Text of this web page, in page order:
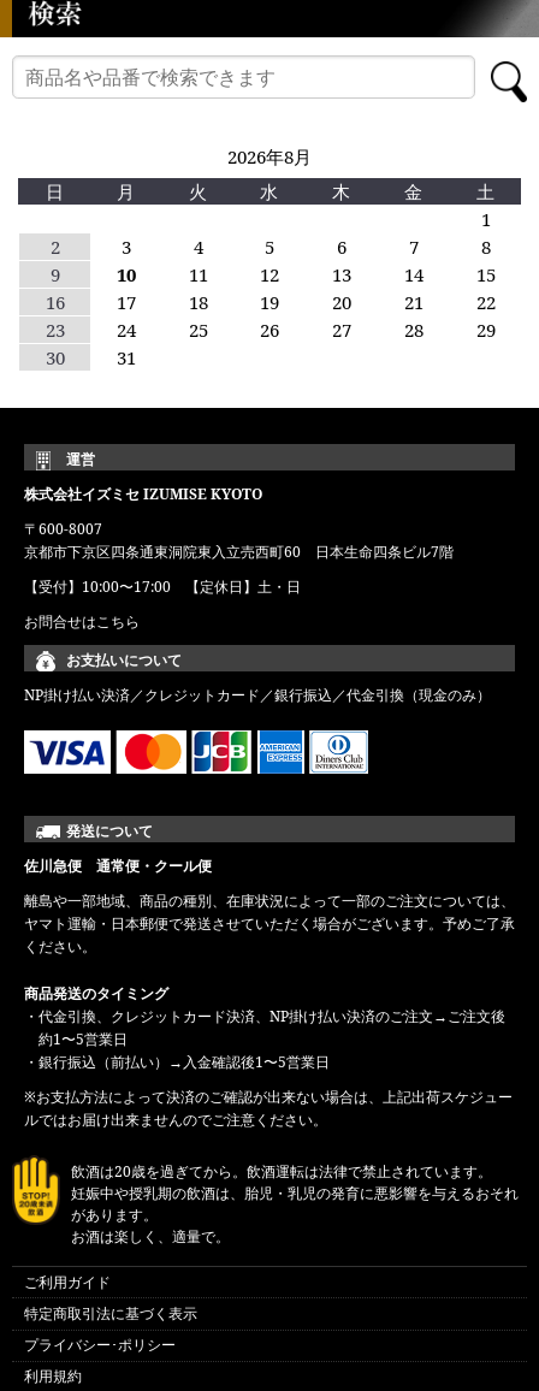
2026年8月
日
月 火 水 木 金
土
1
2
3 4 5 6 7
8
9
10 11 12 13 14
15
16
17 18 19 20 21
22
23
24 25 26 27 28
29
30
31
運営
株式会社イズミセ IZUMISE KYOTO
〒600-8007
京都市下京区四条通東洞院東入立売西町60 日本生命四条ビル7階
【受付】10:00〜17:00 【定休日】土・日
お問合せはこちら
お支払いについて
NP掛け払い決済／クレジットカード／銀行振込／代金引換（現金のみ）
発送について
佐川急便 通常便・クール便
離島や一部地域、商品の種別、在庫状況によって一部のご注文については、
ヤマト運輸・日本郵便で発送させていただく場合がございます。予めご了承
ください。
商品発送のタイミング
・代金引換、クレジットカード決済、NP掛け払い決済のご注文→ご注文後
約1〜5営業日
・銀行振込（前払い）→入金確認後1〜5営業日
※お支払方法によって決済のご確認が出来ない場合は、上記出荷スケジュー
ルではお届け出来ませんのでご注意ください。
飲酒は20歳を過ぎてから。飲酒運転は法律で禁止されています。
妊娠中や授乳期の飲酒は、胎児・乳児の発育に悪影響を与えるおそれ
があります。
お酒は楽しく、適量で。
ご利用ガイド
特定商取引法に基づく表示
プライバシー･ポリシー
利用規約